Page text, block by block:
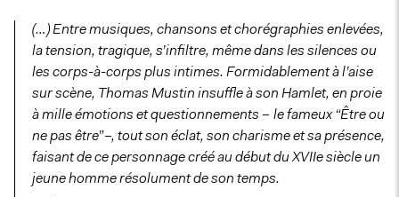
(…) Entre musiques, chansons et chorégraphies enlevées,
la tension, tragique, s’infiltre, même dans les silences ou
les corps-à-corps plus intimes. Formidablement à l’aise
sur scène, Thomas Mustin insuffle à son Hamlet, en proie
à mille émotions et questionnements – le fameux “Être ou
ne pas être” –, tout son éclat, son charisme et sa présence,
faisant de ce personnage créé au début du XVIIe siècle un
jeune homme résolument de son temps.